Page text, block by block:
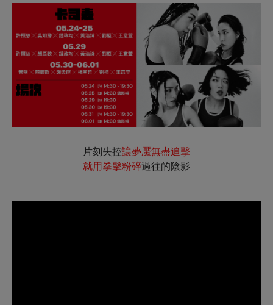
片刻失控讓夢魘無盡追擊
就用拳擊粉碎過往的陰影